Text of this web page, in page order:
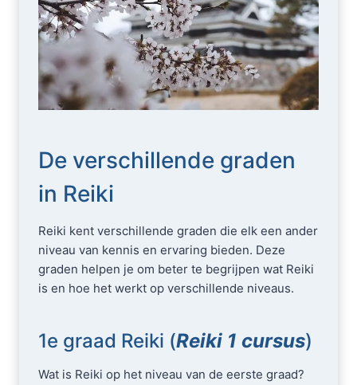
De verschillende graden
in Reiki
Reiki kent verschillende graden die elk een ander
niveau van kennis en ervaring bieden. Deze
graden helpen je om beter te begrijpen wat Reiki
is en hoe het werkt op verschillende niveaus.
1e graad Reiki (Reiki 1 cursus)
Wat is Reiki op het niveau van de eerste graad?